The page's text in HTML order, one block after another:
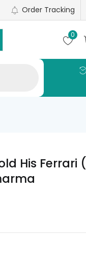
Order Tracking
0
His Ferrari